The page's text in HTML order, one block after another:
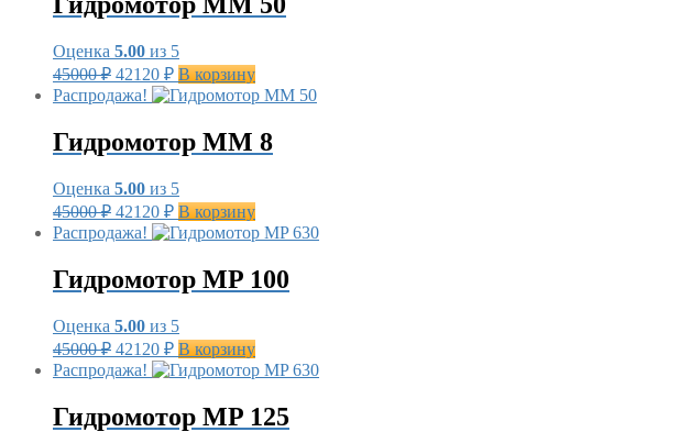
Оценка 5.00 из 5
45000₽ Первоначальная
цена
составляла
42120 ₽Текущая
цена:
В корзину
Распродажа!
Гидромотор MM 8
Оценка 5.00 из 5
45000₽ Первоначальная
цена
составляла
42120 ₽Текущая
цена:
В корзину
Распродажа!
Гидромотор MP 100
Оценка 5.00 из 5
45000₽ Первоначальная
цена
составляла
42120 ₽Текущая
цена:
В корзину
Распродажа!
Гидромотор MP 125